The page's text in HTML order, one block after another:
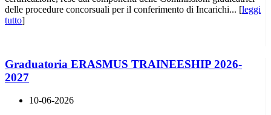
delle procedure concorsuali per il conferimento di Incarichi... [leggi
tutto]
Graduatoria ERASMUS TRAINEESHIP 2026-
2027
10-06-2026